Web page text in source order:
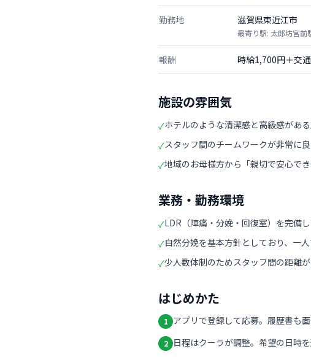
勤務地 滋賀県東近江市
最寄り駅: 太郎坊宮前
報酬 時給1,700円＋交
施設の雰囲気
✓ホテルのような清潔感と高級感があ
✓スタッフ間のチームワークが非常に
✓地域のお母様方から「親切で安心で
業務・勤務環境
✓LDR（陣痛・分娩・回復室）を完備
✓自然分娩を基本方針としており、一
✓少人数体制のためスタッフ間の距離
はじめかた
1 アプリで登録して応募。履歴書も
2 日程はクーラが調整。希望の日時